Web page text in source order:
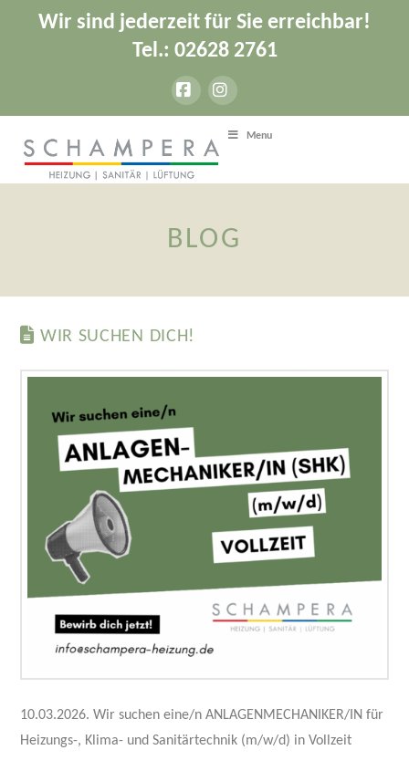
Wir sind jederzeit für Sie erreichbar!
Tel.: 02628 2761
FacebookInstagram
Menu
BLOG
WIR SUCHEN DICH!
10.03.2026. Wir suchen eine/n ANLAGENMECHANIKER/IN für
Heizungs-, Klima- und Sanitärtechnik (m/w/d) in Vollzeit